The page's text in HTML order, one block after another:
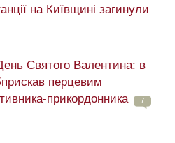
на Київщині загинули
Святого Валентина: в
перцевим
прикордонника
7